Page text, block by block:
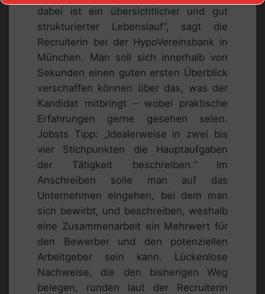
dabei ist ein übersichtlicher und gut
strukturierter Lebenslauf“, sagt die
Recruiterin bei der HypoVereinsbank in
München. Man soll sich innerhalb von
Sekunden einen guten ersten Überblick
verschaffen können über das, was der
Kandidat mitbringt – wobei praktische
Erfahrungen gerne gesehen seien.
Jobsts Tipp: „Idealerweise in zwei bis
vier Stichpunkten die Hauptaufgaben
der Tätigkeit beschreiben.“ Im
Anschreiben solle man auf das
Unternehmen eingehen, bei dem man
sich bewirbt, und beschreiben, weshalb
eine Zusammenarbeit ein Mehrwert für
den Bewerber und den potenziellen
Arbeitgeber sein kann. Lückenlose
Nachweise, die den bisherigen Weg
belegen, runden laut der Recruiterin